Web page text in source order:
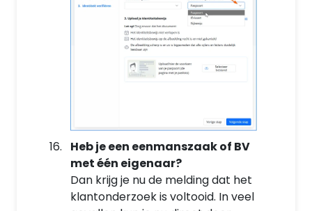
Heb je een eenmanszaak of BV
met één eigenaar?
Dan krijg je nu de melding dat het
klantonderzoek is voltooid. In veel